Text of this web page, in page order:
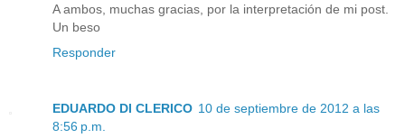
A ambos, muchas gracias, por la interpretación de mi post.
Un beso
Responder
EDUARDO DI CLERICO 10 de septiembre de 2012 a las
8:56 p.m.